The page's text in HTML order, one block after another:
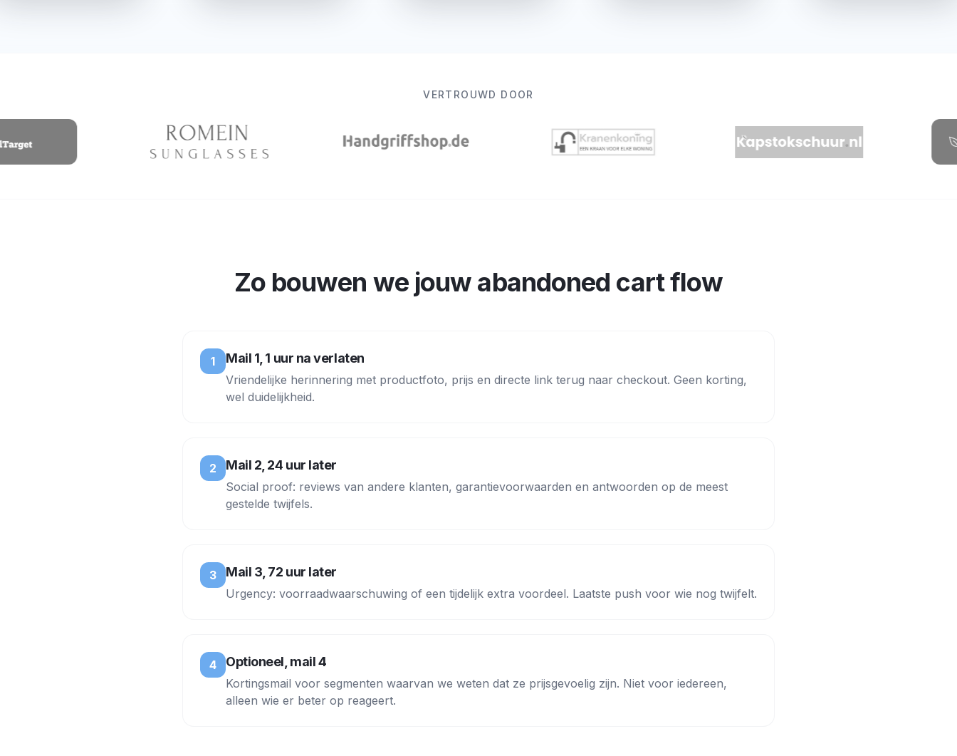
VERTROUWD DOOR
Zo bouwen we jouw abandoned cart flow
1 Mail 1, 1 uur na verlaten
Vriendelijke herinnering met productfoto, prijs en directe link terug naar checkout. Geen korting,
wel duidelijkheid.
2 Mail 2, 24 uur later
Social proof: reviews van andere klanten, garantievoorwaarden en antwoorden op de meest
gestelde twijfels.
3 Mail 3, 72 uur later
Urgency: voorraadwaarschuwing of een tijdelijk extra voordeel. Laatste push voor wie nog twijfelt.
4 Optioneel, mail 4
Kortingsmail voor segmenten waarvan we weten dat ze prijsgevoelig zijn. Niet voor iedereen,
alleen wie er beter op reageert.